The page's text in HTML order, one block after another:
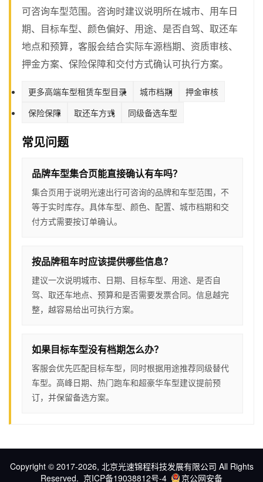
可咨询车型范围。咨询时建议说明所在城市、用车日
期、目标车型、颜色偏好、用途、是否自驾、取还车
地点和预算，客服会结合实际车源档期、资质审核、
押金方案、保险保障和交付方式确认可执行方案。
更多高端车型租赁车型目录 城市档期
押金审核
保险保障
取还车方式 同级备选车型
常见问题
品牌车型集合页能直接确认有车吗？
集合页用于说明光速出行可咨询的品牌和车型范围，不
等于实时库存。具体车型、颜色、配置、城市档期和交
付方式需要按订单确认。
按品牌租车时应该提供哪些信息？
建议一次说明城市、日期、目标车型、用途、是否自
驾、取还车地点、预算和是否需要发票合同。信息越完
整，越容易给出可执行方案。
如果目标车型没有档期怎么办？
客服会优先匹配目标车型，同时根据用途推荐同级替代
车型。高峰日期、热门跑车和超豪华车型建议提前预
订，并保留备选方案。
Copyright © 2017-2026, 北京光速锦程科技发展有限公司 All Rights
Reserved. 京ICP备19038812号-4 京公网安备